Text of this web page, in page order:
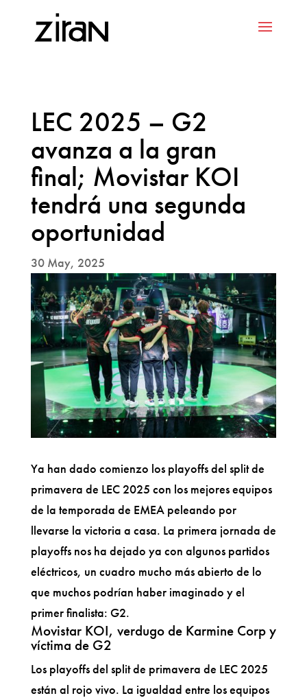
LEC 2025 – G2
avanza a la gran
final; Movistar KOI
tendrá una segunda
oportunidad
30 May, 2025
Ya han dado comienzo los playoffs del split de
primavera de LEC 2025 con los mejores equipos
de la temporada de EMEA peleando por
llevarse la victoria a casa. La primera jornada de
playoffs nos ha dejado ya con algunos partidos
eléctricos, un cuadro mucho más abierto de lo
que muchos podrían haber imaginado y el
primer finalista: G2.
Movistar KOI, verdugo de Karmine Corp y
víctima de G2
Los playoffs del split de primavera de LEC 2025
están al rojo vivo. La igualdad entre los equipos